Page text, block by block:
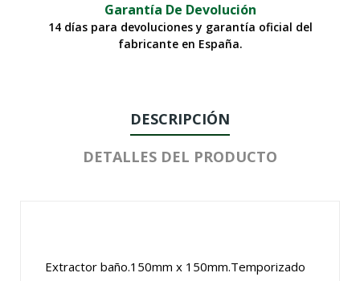
Garantía De Devolución
14 días para devoluciones y garantía oficial del
fabricante en España.
DESCRIPCIÓN
DETALLES DEL PRODUCTO
Extractor baño.150mm x 150mm.Temporizado